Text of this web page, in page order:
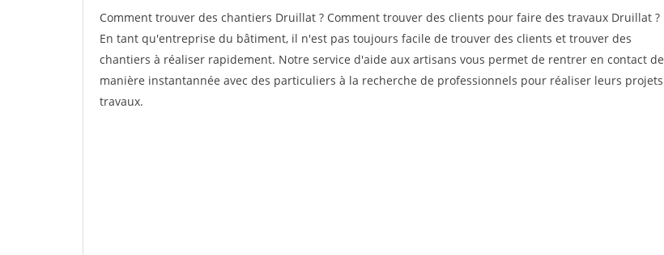
Comment trouver des chantiers Druillat ? Comment trouver des clients pour faire des travaux Druillat ?
En tant qu'entreprise du bâtiment, il n'est pas toujours facile de trouver des clients et trouver des
chantiers à réaliser rapidement. Notre service d'aide aux artisans vous permet de rentrer en contact de
manière instantannée avec des particuliers à la recherche de professionnels pour réaliser leurs projets
travaux.